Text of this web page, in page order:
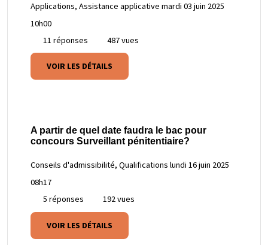
Applications, Assistance applicative mardi 03 juin 2025
10h00
11 réponses
487 vues
VOIR LES DÉTAILS
A partir de quel date faudra le bac pour
concours Surveillant pénitentiaire?
Conseils d'admissibilité, Qualifications lundi 16 juin 2025
08h17
5 réponses
192 vues
VOIR LES DÉTAILS